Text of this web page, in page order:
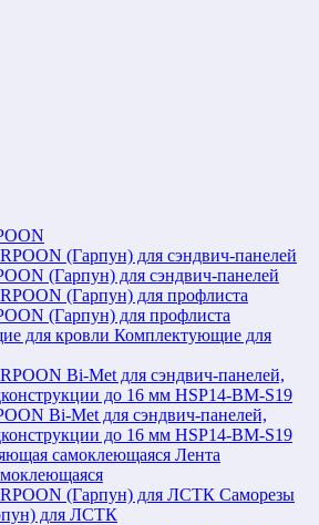
(Гарпун) для сэндвич-панелей
(Гарпун) для профлиста
Комплектующие для
Bi-Met для сэндвич-панелей,
до 16 мм HSP14-BM-S19
Лента
Саморезы
для ЛСТК